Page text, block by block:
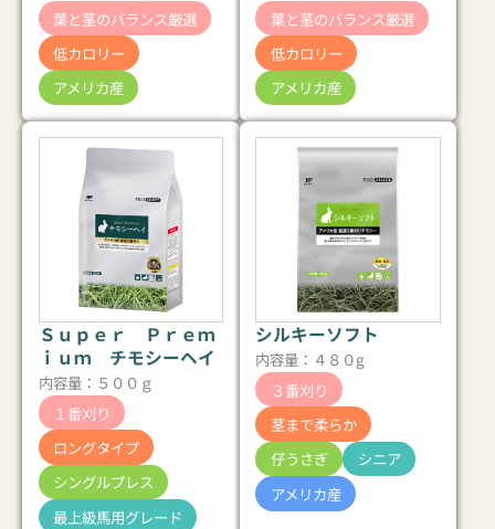
葉と茎のバランス厳選
低カロリー
アメリカ産
葉と茎のバランス厳選
低カロリー
アメリカ産
Ｓｕｐｅｒ Ｐｒｅｍ
ｉｕｍ チモシーヘイ
内容量：５００ｇ
１番刈り
ロングタイプ
シングルプレス
最上級馬用グレード
シルキーソフト
内容量：４８０g
３番刈り
茎まで柔らか
仔うさぎ
シニア
アメリカ産